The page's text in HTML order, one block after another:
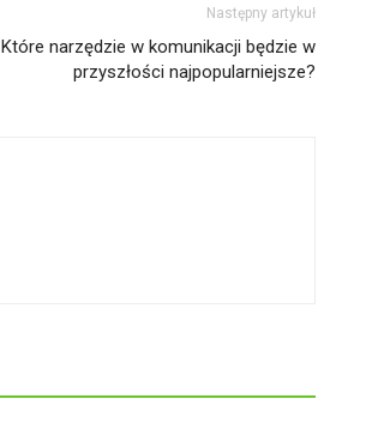
Następny artykuł
Które narzędzie w komunikacji będzie w
przyszłości najpopularniejsze?